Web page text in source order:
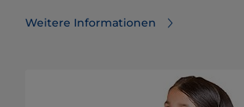
Weitere Informationen